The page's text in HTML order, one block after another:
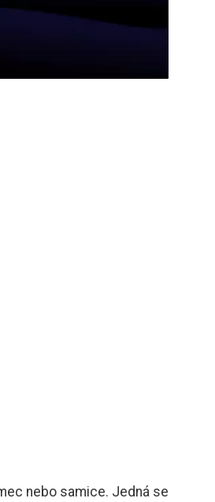
nebo samice. Jedná se